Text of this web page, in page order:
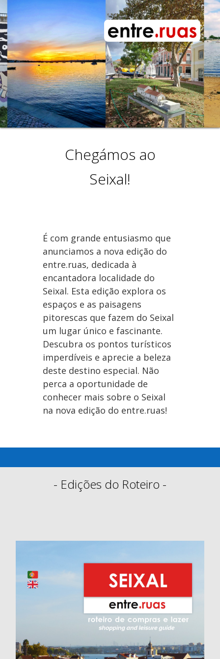
Chegámos ao
Seixal!
É com grande entusiasmo que
anunciamos a nova edição do
entre.ruas, dedicada à
encantadora localidade do
Seixal. Esta edição explora os
espaços e as paisagens
pitorescas que fazem do Seixal
um lugar único e fascinante.
Descubra os pontos turísticos
imperdíveis e aprecie a beleza
deste destino especial. Não
perca a oportunidade de
conhecer mais sobre o Seixal
na nova edição do entre.ruas!
- Edições do Roteiro -